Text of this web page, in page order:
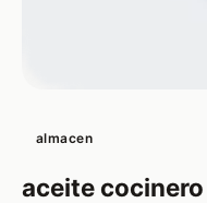
almacen
aceite